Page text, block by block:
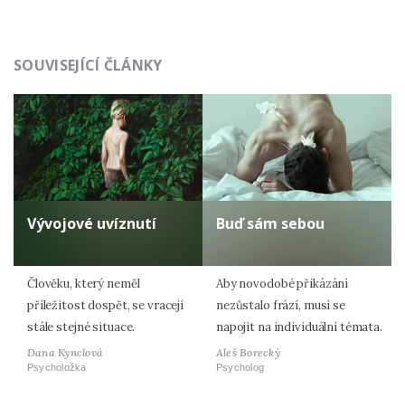
údajů.
SOUVISEJÍCÍ ČLÁNKY
Vývojové uvíznutí
Člověku, který neměl
příležitost dospět, se vracejí
stále stejné situace.
Dana Kynclová
Psycholožka
Buď sám sebou
Aby novodobé přikázání
nezůstalo frází, musí se
napojit na individuální témata.
Aleš Borecký
Psycholog